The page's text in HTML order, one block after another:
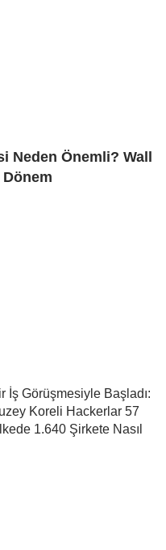
Neden Önemli? Wall
Dönem
İş Görüşmesiyle Başladı:
Koreli Hackerlar 57
1.640 Şirkete Nasıl